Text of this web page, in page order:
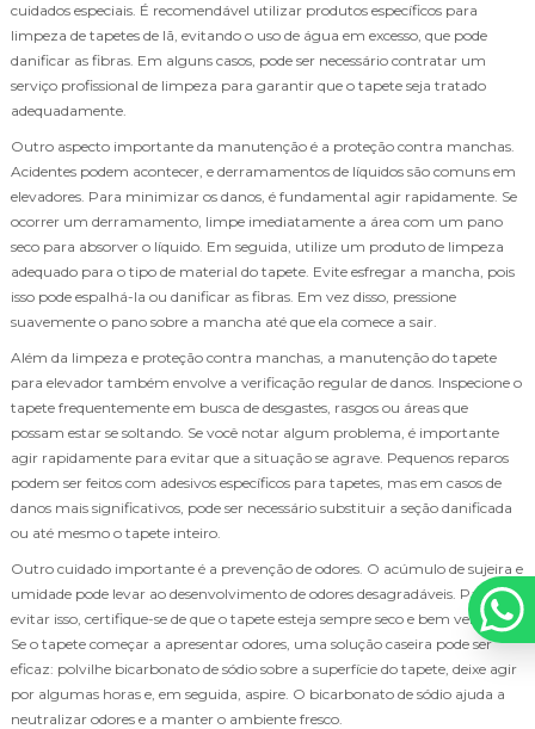
cuidados especiais. É recomendável utilizar produtos específicos para
limpeza de tapetes de lã, evitando o uso de água em excesso, que pode
danificar as fibras. Em alguns casos, pode ser necessário contratar um
serviço profissional de limpeza para garantir que o tapete seja tratado
adequadamente.
Outro aspecto importante da manutenção é a proteção contra manchas.
Acidentes podem acontecer, e derramamentos de líquidos são comuns em
elevadores. Para minimizar os danos, é fundamental agir rapidamente. Se
ocorrer um derramamento, limpe imediatamente a área com um pano
seco para absorver o líquido. Em seguida, utilize um produto de limpeza
adequado para o tipo de material do tapete. Evite esfregar a mancha, pois
isso pode espalhá-la ou danificar as fibras. Em vez disso, pressione
suavemente o pano sobre a mancha até que ela comece a sair.
Além da limpeza e proteção contra manchas, a manutenção do tapete
para elevador também envolve a verificação regular de danos. Inspecione o
tapete frequentemente em busca de desgastes, rasgos ou áreas que
possam estar se soltando. Se você notar algum problema, é importante
agir rapidamente para evitar que a situação se agrave. Pequenos reparos
podem ser feitos com adesivos específicos para tapetes, mas em casos de
danos mais significativos, pode ser necessário substituir a seção danificada
ou até mesmo o tapete inteiro.
Outro cuidado importante é a prevenção de odores. O acúmulo de sujeira e
umidade pode levar ao desenvolvimento de odores desagradáveis. Para
evitar isso, certifique-se de que o tapete esteja sempre seco e bem ventilado.
Se o tapete começar a apresentar odores, uma solução caseira pode ser
eficaz: polvilhe bicarbonato de sódio sobre a superfície do tapete, deixe agir
por algumas horas e, em seguida, aspire. O bicarbonato de sódio ajuda a
neutralizar odores e a manter o ambiente fresco.